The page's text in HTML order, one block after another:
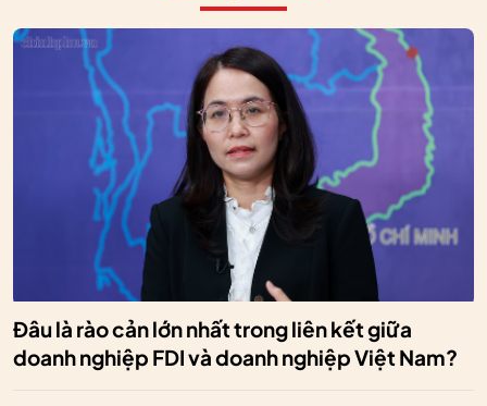
Đâu là rào cản lớn nhất trong liên kết giữa
doanh nghiệp FDI và doanh nghiệp Việt Nam?